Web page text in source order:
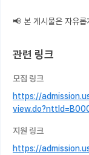
📢 본 게시물은 자유
관련 링크
모집 링크
https://
지원 링크
https://